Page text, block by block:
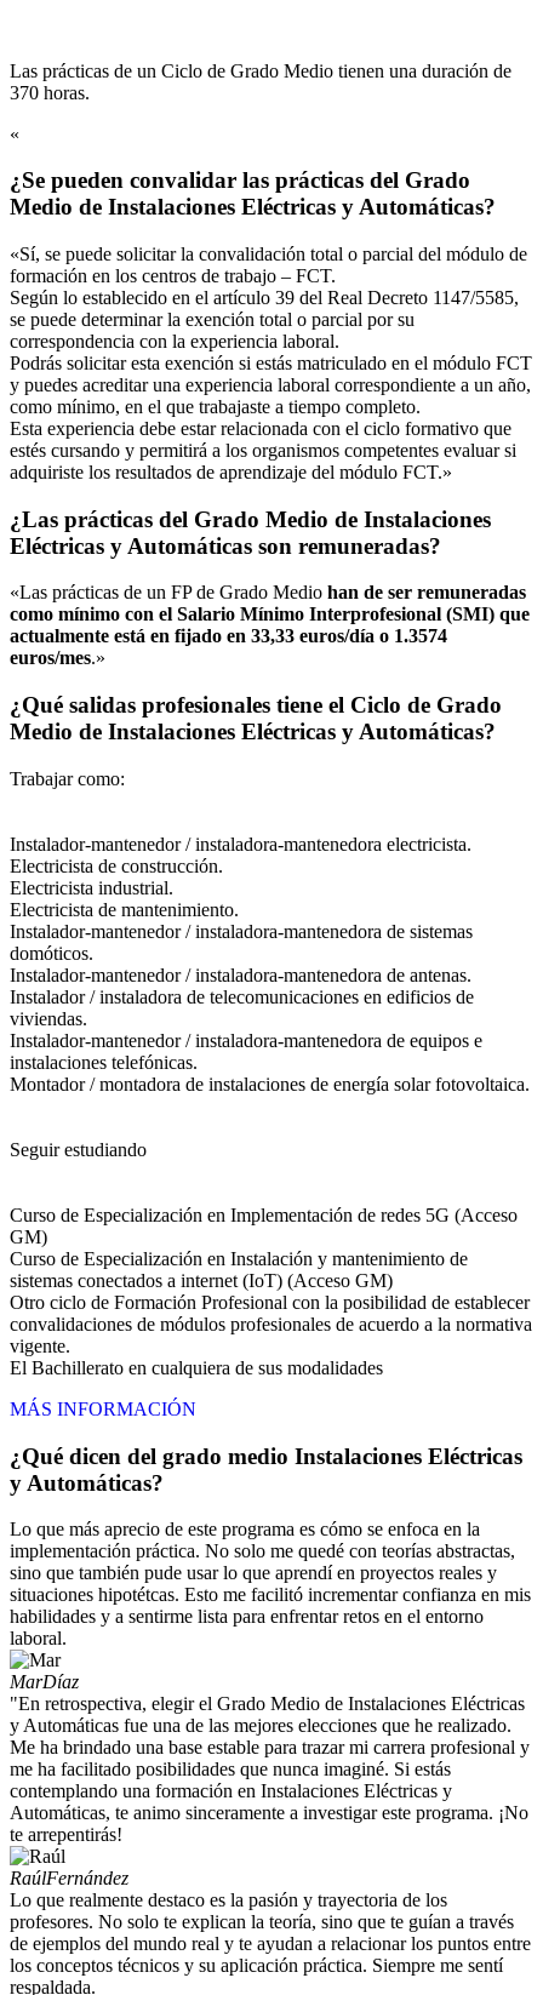
Las prácticas de un Ciclo de Grado Medio tienen una duración de
370 horas.
«
¿Se pueden convalidar las prácticas del Grado
Medio de Instalaciones Eléctricas y Automáticas?
«Sí, se puede solicitar la convalidación total o parcial del módulo de
formación en los centros de trabajo – FCT.
Según lo establecido en el artículo 39 del Real Decreto 1147/5585,
se puede determinar la exención total o parcial por su
correspondencia con la experiencia laboral.
Podrás solicitar esta exención si estás matriculado en el módulo FCT
y puedes acreditar una experiencia laboral correspondiente a un año,
como mínimo, en el que trabajaste a tiempo completo.
Esta experiencia debe estar relacionada con el ciclo formativo que
estés cursando y permitirá a los organismos competentes evaluar si
adquiriste los resultados de aprendizaje del módulo FCT.»
¿Las prácticas del Grado Medio de Instalaciones
Eléctricas y Automáticas son remuneradas?
«Las prácticas de un FP de Grado Medio han de ser remuneradas
como mínimo con el Salario Mínimo Interprofesional (SMI) que
actualmente está en fijado en 33,33 euros/día o 1.3574
euros/mes.»
¿Qué salidas profesionales tiene el Ciclo de Grado
Medio de Instalaciones Eléctricas y Automáticas?
Trabajar como:
Instalador-mantenedor / instaladora-mantenedora electricista.
Electricista de construcción.
Electricista industrial.
Electricista de mantenimiento.
Instalador-mantenedor / instaladora-mantenedora de sistemas
domóticos.
Instalador-mantenedor / instaladora-mantenedora de antenas.
Instalador / instaladora de telecomunicaciones en edificios de
viviendas.
Instalador-mantenedor / instaladora-mantenedora de equipos e
instalaciones telefónicas.
Montador / montadora de instalaciones de energía solar fotovoltaica.
Seguir estudiando
Curso de Especialización en Implementación de redes 5G (Acceso
GM)
Curso de Especialización en Instalación y mantenimiento de
sistemas conectados a internet (IoT) (Acceso GM)
Otro ciclo de Formación Profesional con la posibilidad de establecer
convalidaciones de módulos profesionales de acuerdo a la normativa
vigente.
El Bachillerato en cualquiera de sus modalidades
MÁS INFORMACIÓN
¿Qué dicen del grado medio Instalaciones Eléctricas
y Automáticas?
Lo que más aprecio de este programa es cómo se enfoca en la
implementación práctica. No solo me quedé con teorías abstractas,
sino que también pude usar lo que aprendí en proyectos reales y
situaciones hipotétcas. Esto me facilitó incrementar confianza en mis
habilidades y a sentirme lista para enfrentar retos en el entorno
laboral.
MarDíaz
"En retrospectiva, elegir el Grado Medio de Instalaciones Eléctricas
y Automáticas fue una de las mejores elecciones que he realizado.
Me ha brindado una base estable para trazar mi carrera profesional y
me ha facilitado posibilidades que nunca imaginé. Si estás
contemplando una formación en Instalaciones Eléctricas y
Automáticas, te animo sinceramente a investigar este programa. ¡No
te arrepentirás!
RaúlFernández
Lo que realmente destaco es la pasión y trayectoria de los
profesores. No solo te explican la teoría, sino que te guían a través
de ejemplos del mundo real y te ayudan a relacionar los puntos entre
los conceptos técnicos y su aplicación práctica. Siempre me sentí
respaldada.